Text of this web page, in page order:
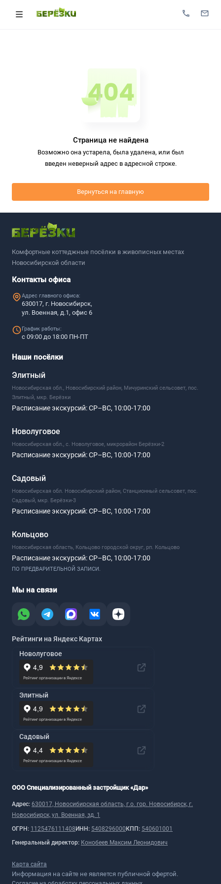
Страница не найдена
Возможно она устарела, была удалена, или был
введен неверный адрес в адресной строке.
Вернуться на главную
Комфортные коттеджные посёлки в живописных местах
Новосибирской области
Контакты офиса
Адрес главного офиса:
630017, г. Новосибирск,
ул. Военная, д.1, офис 6
График работы:
с 09:00 до 18:00 ПН-ПТ
Наши посёлки
Элитный
Новосибирская обл., Новосибирский район, Мичуринский сельсовет, пос.
Элитный, мкр. Берёзки
Расписание экскурсий:СР–ВС, 10:00-17:00
Новолуговое
Новосибирская обл., с. Новолуговое, микрорайон Берёзки-2
Расписание экскурсий:СР–ВС, 10:00-17:00
Садовый
Новосибирская обл. Новосибирский район, Станционный сельсовет, пос.
Садовый, мкр. Берёзки-3
Расписание экскурсий:СР–ВС, 10:00-17:00
Кольцово
Новосибирская область, Кольцово городской округ, рп. Кольцово
Расписание экскурсий:СР–ВС, 10:00-17:00
ПО ПРЕДВАРИТЕЛЬНОЙ ЗАПИСИ.
Мы на связи
Рейтинги на Яндекс Картах
Новолуговое
Элитный
Садовый
ООО Специализированный застройщик «Дар»
Адрес: 630017, Новосибирская область, г.о. гор. Новосибирск, г.
Новосибирск, ул. Военная, зд. 1
ОГРН: 1125476111408 ИНН: 5408296000 КПП: 540601001
Генеральный директор: Конобеев Максим Леонидович
Карта сайта
Информация на сайте не является публичной офертой.